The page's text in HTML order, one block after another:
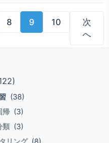
$request) {
>save();
} } Blade 肝
を計算し
収束するんじゃなかろうか。
定理、ルートnの法則。
&=& frac{sigma}
lim_{n rightarrow
= lim_{n rightarrow infty}
にコピーしたEC2を追加す
てansibleでdeployする。 元の
元EC2と一時EC2のファイル
けないけれど、 メンテ中は、
1台なのでその仕組みを作って
以上に増えたときに..。 AMI
&=& E_D[
+ \\ && E_D[(E(t|x;D)-t)^2 ]]
&=& E_D[ ( { y(x;D)-
と削減不能誤差 以下はバリア
。 モデル((y(x;D))による予測
したりする。 begin{eqnarray}
ころは連続になってる。) 次
I(D_{right}))ビッ
その差を情報ゲイ
た問いにより、(IG(D_p,f))の情
い。 情報ゲインが最
根にもってきて、 再帰的に情
から順に問うことで決定木を
のインスタンスと学習前のデー
作りなのを見ると、 モデル毎
以下のようになる。 cvを省
る。使ったデータは例のあや
the number of folds in a
=
あるとして、(y)を観測すると
差が平均(mu=0)、分散
分布に従うとして(y=(x-
。 この区間に(16)個のデータ
訓練データとして使ってモデ
とする。 モデルの作
けでモデルが出来る。 決定木
している。他のパラメタは全部
なのなら、共役事前分布は正
、 一体何をやりたいのか...と
とに1日経って気づいた...。
の計算を繰り返していくと理
と事後分布を
、逆ガンマ分布を事前分布と
することで、左辺の事後分布
8 9 10
次
へ
(38)
帰 (3)
類 (3)
リング (8)